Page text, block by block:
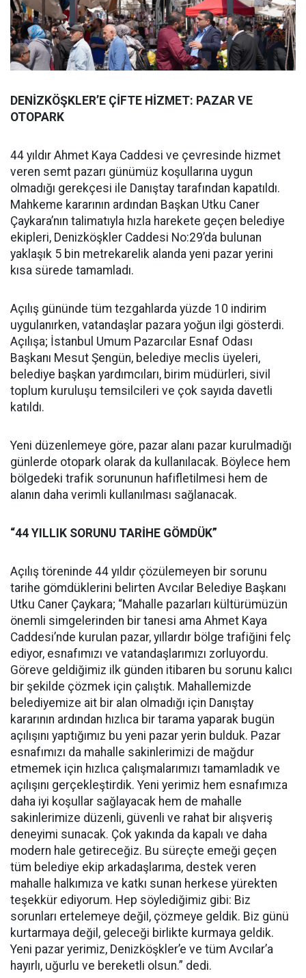
DENİZKÖŞKLER’E ÇİFTE HİZMET: PAZAR VE
OTOPARK
44 yıldır Ahmet Kaya Caddesi ve çevresinde hizmet
veren semt pazarı günümüz koşullarına uygun
olmadığı gerekçesi ile Danıştay tarafından kapatıldı.
Mahkeme kararının ardından Başkan Utku Caner
Çaykara’nın talimatıyla hızla harekete geçen belediye
ekipleri, Denizköşkler Caddesi No:29’da bulunan
yaklaşık 5 bin metrekarelik alanda yeni pazar yerini
kısa sürede tamamladı.
Açılış gününde tüm tezgahlarda yüzde 10 indirim
uygulanırken, vatandaşlar pazara yoğun ilgi gösterdi.
Açılışa; İstanbul Umum Pazarcılar Esnaf Odası
Başkanı Mesut Şengün, belediye meclis üyeleri,
belediye başkan yardımcıları, birim müdürleri, sivil
toplum kuruluşu temsilcileri ve çok sayıda davetli
katıldı.
Yeni düzenlemeye göre, pazar alanı pazar kurulmadığı
günlerde otopark olarak da kullanılacak. Böylece hem
bölgedeki trafik sorununun hafifletilmesi hem de
alanın daha verimli kullanılması sağlanacak.
“44 YILLIK SORUNU TARİHE GÖMDÜK”
Açılış töreninde 44 yıldır çözülemeyen bir sorunu
tarihe gömdüklerini belirten Avcılar Belediye Başkanı
Utku Caner Çaykara; “Mahalle pazarları kültürümüzün
önemli simgelerinden bir tanesi ama Ahmet Kaya
Caddesi’nde kurulan pazar, yıllardır bölge trafiğini felç
ediyor, esnafımızı ve vatandaşlarımızı zorluyordu.
Göreve geldiğimiz ilk günden itibaren bu sorunu kalıcı
bir şekilde çözmek için çalıştık. Mahallemizde
belediyemize ait bir alan olmadığı için Danıştay
kararının ardından hızlıca bir tarama yaparak bugün
açılışını yaptığımız bu yeni pazar yerin bulduk. Pazar
esnafımızı da mahalle sakinlerimizi de mağdur
etmemek için hızlıca çalışmalarımızı tamamladık ve
açılışını gerçekleştirdik. Yeni yerimiz hem esnafımıza
daha iyi koşullar sağlayacak hem de mahalle
sakinlerimize düzenli, güvenli ve rahat bir alışveriş
deneyimi sunacak. Çok yakında da kapalı ve daha
modern hale getireceğiz. Bu süreçte emeği geçen
tüm belediye ekip arkadaşlarıma, destek veren
mahalle halkımıza ve katkı sunan herkese yürekten
teşekkür ediyorum. Hep söylediğimiz gibi: Biz
sorunları ertelemeye değil, çözmeye geldik. Biz günü
kurtarmaya değil, geleceği birlikte kurmaya geldik.
Yeni pazar yerimiz, Denizköşkler’e ve tüm Avcılar’a
hayırlı, uğurlu ve bereketli olsun.” dedi.